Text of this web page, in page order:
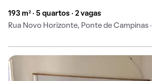
193 m² · 5 quartos · 2 vagas
Rua Novo Horizonte, Ponte de Campinas